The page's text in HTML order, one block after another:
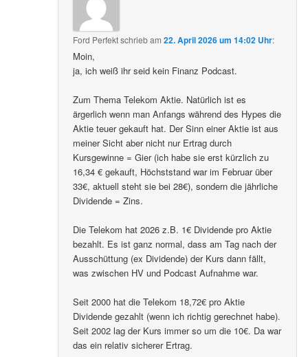
Ford Perfektschriebam22. April 2026 um 14:02 Uhr:
Moin,
ja, ich weiß ihr seid kein Finanz Podcast.
Zum Thema Telekom Aktie. Natürlich ist es
ärgerlich wenn man Anfangs während des Hypes die
Aktie teuer gekauft hat. Der Sinn einer Aktie ist aus
meiner Sicht aber nicht nur Ertrag durch
Kursgewinne = Gier (ich habe sie erst kürzlich zu
16,34 € gekauft, Höchststand war im Februar über
33€, aktuell steht sie bei 28€), sondern die jährliche
Dividende = Zins.
Die Telekom hat 2026 z.B. 1€ Dividende pro Aktie
bezahlt. Es ist ganz normal, dass am Tag nach der
Ausschüttung (ex Dividende) der Kurs dann fällt,
was zwischen HV und Podcast Aufnahme war.
Seit 2000 hat die Telekom 18,72€ pro Aktie
Dividende gezahlt (wenn ich richtig gerechnet habe).
Seit 2002 lag der Kurs immer so um die 10€. Da war
das ein relativ sicherer Ertrag.